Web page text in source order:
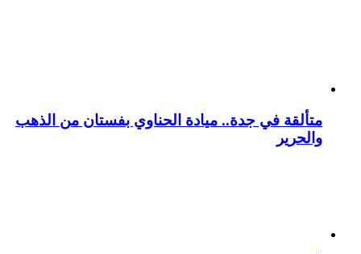
متألقة في جدة.. ميادة الحناوي بفستان من الذهب
والحرير